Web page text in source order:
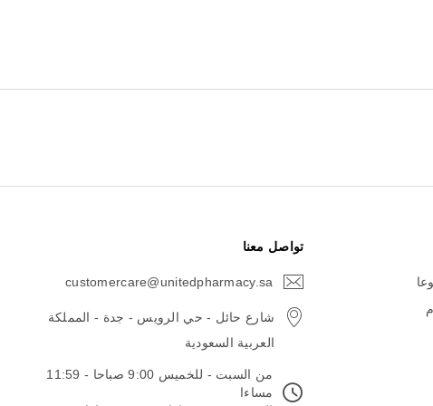
تواصل معنا
customercare@unitedpharmacy.sa
شارع حائل - حي الرويس - جدة - المملكة
العربية السعودية
من السبت - للخميس 9:00 صباحا - 11:59
مساءا